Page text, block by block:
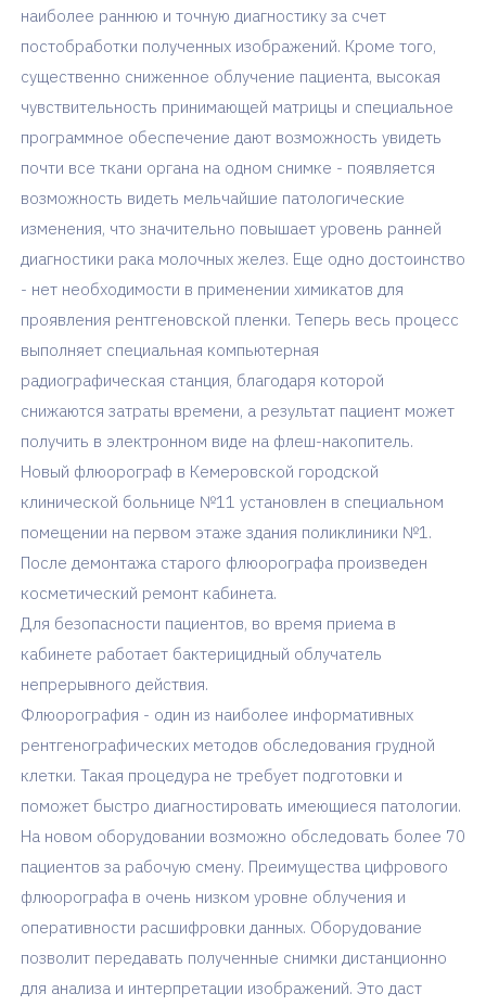
наиболее раннюю и точную диагностику за счет
постобработки полученных изображений. Кроме того,
существенно сниженное облучение пациента, высокая
чувствительность принимающей матрицы и специальное
программное обеспечение дают возможность увидеть
почти все ткани органа на одном снимке - появляется
возможность видеть мельчайшие патологические
изменения, что значительно повышает уровень ранней
диагностики рака молочных желез. Еще одно достоинство
- нет необходимости в применении химикатов для
проявления рентгеновской пленки. Теперь весь процесс
выполняет специальная компьютерная
радиографическая станция, благодаря которой
снижаются затраты времени, а результат пациент может
получить в электронном виде на флеш-накопитель.
Новый флюорограф в Кемеровской городской
клинической больнице №11 установлен в специальном
помещении на первом этаже здания поликлиники №1.
После демонтажа старого флюорографа произведен
косметический ремонт кабинета.
Для безопасности пациентов, во время приема в
кабинете работает бактерицидный облучатель
непрерывного действия.
Флюорография - один из наиболее информативных
рентгенографических методов обследования грудной
клетки. Такая процедура не требует подготовки и
поможет быстро диагностировать имеющиеся патологии.
На новом оборудовании возможно обследовать более 70
пациентов за рабочую смену. Преимущества цифрового
флюорографа в очень низком уровне облучения и
оперативности расшифровки данных. Оборудование
позволит передавать полученные снимки дистанционно
для анализа и интерпретации изображений. Это даст